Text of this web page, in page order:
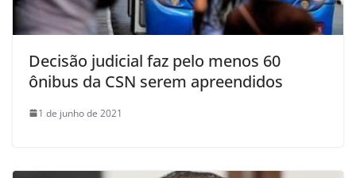
Decisão judicial faz pelo menos 60
ônibus da CSN serem apreendidos
1 de junho de 2021